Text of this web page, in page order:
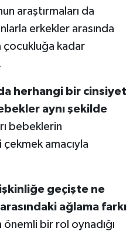
araştırmaları da
erkekler arasında
çocukluğa kadar
herhangi bir cinsiyet
aynı şekilde
bebeklerin
amacıyla
geçişte ne
ağlama farkı
önemli bir rol oynadığı